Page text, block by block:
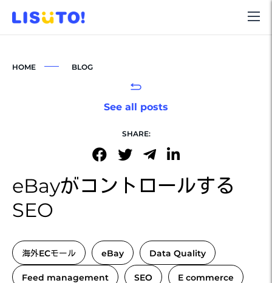
HOME BLOG
eBayがコントロールする
SEO
海外ECモール eBay Data Quality
Feed management SEO E commerce
See all posts
SHARE: